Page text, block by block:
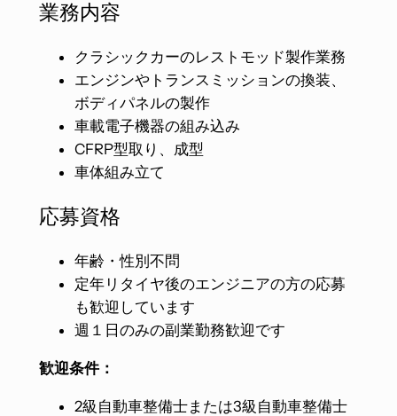
業務内容
クラシックカーのレストモッド製作業務​
エンジンやトランスミッションの換装、
ボディパネルの製作​
車載電子機器の組み込み
​​CFRP型取り、成型
車体組み立て
応募資格
年齢・性別不問
定年リタイヤ後のエンジニアの方の応募
も歓迎しています
週１日のみの副業勤務歓迎です
歓迎条件：
2級自動車整備士または3級自動車整備士